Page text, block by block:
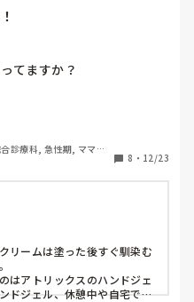
てますか？
すぐ仕事しやすいのです
診療科, 急性期, ママナ
8 ・ 12/23
リームは塗った後すぐ馴染む
はアトリックスのハンドジェ
ドジェル、休憩中や自宅では